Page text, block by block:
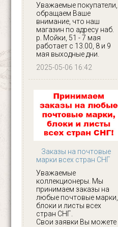
Уважаемые покупатели,
обращаем Ваше
внимание, что наш
магазин по адресу наб.
р. Мойки, 51 - 7 мая
работает с 13.00, 8 и 9
мая выходные дни.
2025-05-06 16:42
Заказы на почтовые
марки всех стран СНГ
Уважаемые
коллекционеры. Мы
принимаем заказы на
любые почтовые марки,
блоки и листы всех
стран СНГ.
Свои заявки Вы можете